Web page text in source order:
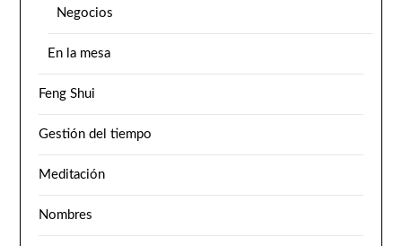
Negocios
En la mesa
Feng Shui
Gestión del tiempo
Meditación
Nombres